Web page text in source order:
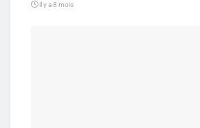
il y a 8 mois